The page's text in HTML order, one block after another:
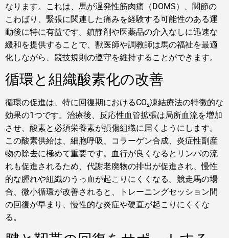
なります。これは、馬が遅発性筋肉痛（DOMS）、関節の
こわばり、緊張に関連した痛みを経験する可能性のある運
動後に特に有益です。鎮静剤や医薬品の介入なしに迅速な
緩和を提供することで、獣医師や調教師は馬の福祉を最適
化しながら、競技規則の遵守を維持することができます。
循環と組織酸素化の改善
循環の促進は、特に回復期におけるCO₂凍結療法の特徴的な
効果の1つです。治療後、反応性血管拡張は局所血流を増加
させ、酸素と必須栄養素が損傷組織に届くようにします。
この酸素供給は、細胞呼吸、コラーゲン合成、炎症性副産
物の除去に極めて重要です。血行が良くなるとリンパの流
れも促進されるため、代謝老廃物の排出が促進され、慢性
的な腫れや組織のうっ血が起こりにくくなる。競走馬の場
合、微小循環が改善されると、トレーニングセッション間
の回復が早まり、慢性的な炎症や硬直が起こりにくくな
る。